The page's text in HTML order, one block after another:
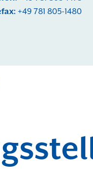
+49 781 805-1480